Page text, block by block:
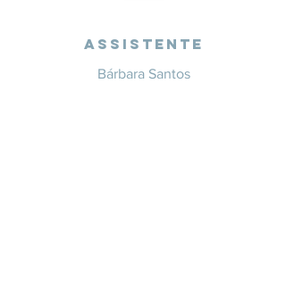
Assistente
Bárbara Santos